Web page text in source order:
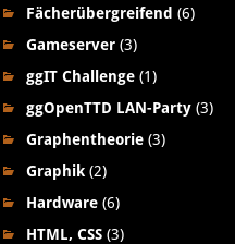
Fächerübergreifend (6)
Gameserver(3)
ggIT Challenge(1)
ggOpenTTD LAN-Party(3)
Graphentheorie(3)
Graphik(2)
Hardware(6)
HTML, CSS(3)